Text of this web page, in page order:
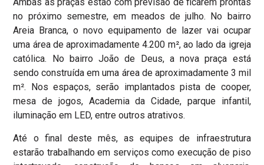
no próximo semestre, em meados de julho. No bairro
Areia Branca, o novo equipamento de lazer vai ocupar
uma área de aproximadamente 4.200 m², ao lado da igreja
católica. No bairro João de Deus, a nova praça está
sendo construída em uma área de aproximadamente 3 mil
m². Nos espaços, serão implantados pista de cooper,
mesa de jogos, Academia da Cidade, parque infantil,
iluminação em LED, entre outros atrativos.
Até o final deste mês, as equipes de infraestrutura
estarão trabalhando em serviços como execução de piso